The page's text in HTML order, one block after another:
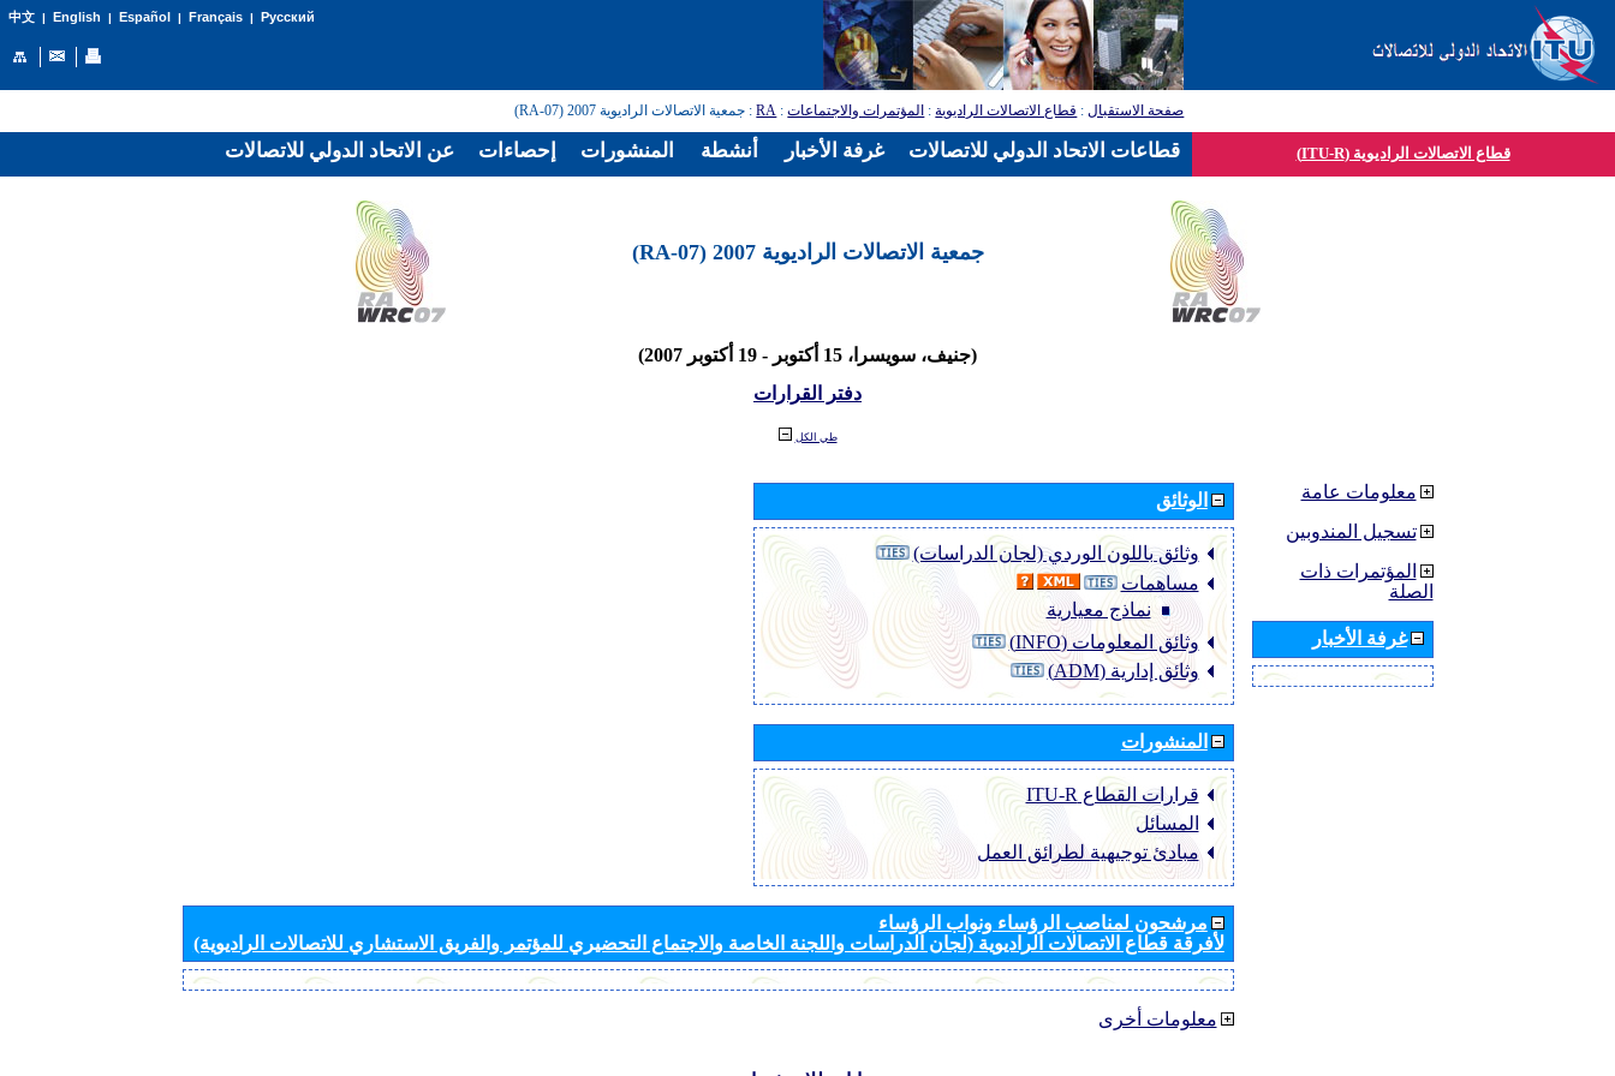
中文| English | Español | Français| Русский
صفحة الاستقبال: قطاع الاتصالات الراديوية: المؤتمرات والاجتماعات:
RA: جمعية الاتصالات الراديوية 2007 (RA-07)
قطاع الاتصالات الراديوية (ITU-R)
جمعية الاتصالات الراديوية 2007 (RA-07)
(جنيف، سويسرا، 15 أكتوبر - 19 أكتوبر 2007)
دفتر القرارات
طي الكل
الوثائق
وثائق باللون الوردي (لجان الدراسات)
مساهمات
نماذج معيارية
وثائق المعلومات (INFO)
وثائق إدارية (ADM)
المنشورات
قرارات القطاع ‏ITU-R
المسائل
مبادئ توجيهية لطرائق العمل
مرشحون لمناصب الرؤساء ونواب الرؤساء
لأفرقة قطاع الاتصالات الراديوية (لجان الدراسات واللجنة الخاصة والاجتماع التحضيري للمؤتمر والفريق الاستشاري للاتصالات الراديوية)
معلومات أخرى
معلومات عامة
تسجيل المندوبين
المؤتمرات ذات
الصلة
غرفة الأخبار
عن الاتحاد الدولي للاتصالات إحصاءات المنشورات أنشطة غرفة الأخبار قطاعات الاتحاد الدولي للاتصالات